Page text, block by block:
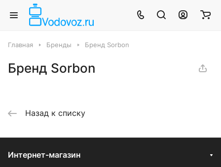
Главная Бренды Бренд Sorbon
Бренд Sorbon
Назад к списку
Интернет-магазин